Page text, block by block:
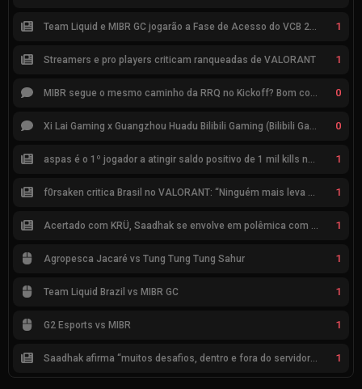
1
Streamers e pro players criticam ranqueadas de VALORANT 1
0
0
1
1
1
Agropesca Jacaré vs Tung Tung Tung Sahur 1
Team Liquid Brazil vs MIBR GC 1
G2 Esports vs MIBR 1
Saadhak afirma “muitos desafios, dentro e fora do servidor” sobre a jornada até a classificação 1